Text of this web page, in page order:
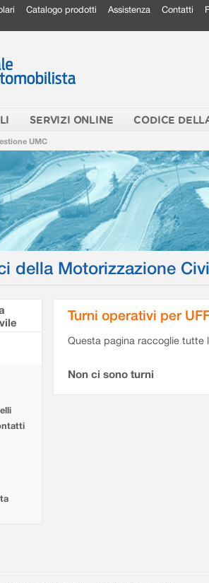
Catalogo prodotti Assistenza Contatti
SERVIZI ONLINE CODICE
UMC
della Motorizzazione
Turni operativi per
Questa pagina raccoglie tutte
Non ci sono turni